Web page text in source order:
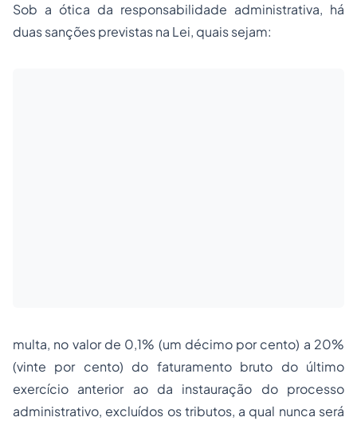
Sob a ótica da responsabilidade administrativa, há
duas sanções previstas na Lei, quais sejam:
multa, no valor de 0,1% (um décimo por cento) a 20%
(vinte por cento) do faturamento bruto do último
exercício anterior ao da instauração do processo
administrativo, excluídos os tributos, a qual nunca será